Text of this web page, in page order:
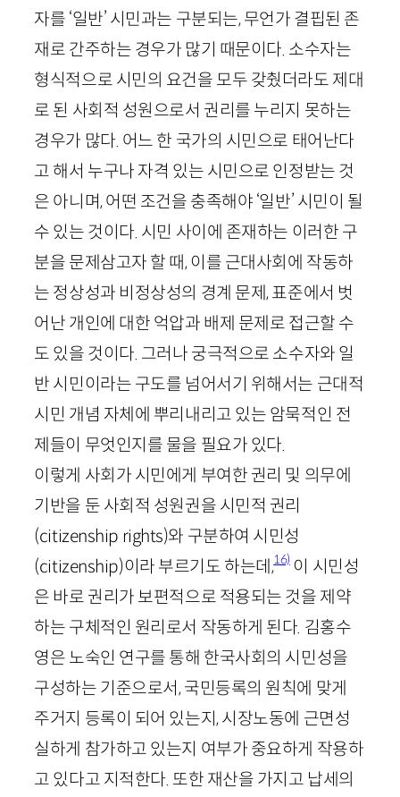
자를 ‘일반’ 시민과는 구분되는, 무언가 결핍된 존
재로 간주하는 경우가 많기 때문이다. 소수자는
형식적으로 시민의 요건을 모두 갖췄더라도 제대
로 된 사회적 성원으로서 권리를 누리지 못하는
경우가 많다. 어느 한 국가의 시민으로 태어난다
고 해서 누구나 자격 있는 시민으로 인정받는 것
은 아니며, 어떤 조건을 충족해야 ‘일반’ 시민이 될
수 있는 것이다. 시민 사이에 존재하는 이러한 구
분을 문제삼고자 할 때, 이를 근대사회에 작동하
는 정상성과 비정상성의 경계 문제, 표준에서 벗
어난 개인에 대한 억압과 배제 문제로 접근할 수
도 있을 것이다. 그러나 궁극적으로 소수자와 일
반 시민이라는 구도를 넘어서기 위해서는 근대적
시민 개념 자체에 뿌리내리고 있는 암묵적인 전
제들이 무엇인지를 물을 필요가 있다.
이렇게 사회가 시민에게 부여한 권리 및 의무에
기반을 둔 사회적 성원권을 시민적 권리
(citizenship rights)와 구분하여 시민성
(citizenship)이라 부르기도 하는데,16)이 시민성
은 바로 권리가 보편적으로 적용되는 것을 제약
하는 구체적인 원리로서 작동하게 된다. 김홍수
영은 노숙인 연구를 통해 한국사회의 시민성을
구성하는 기준으로서, 국민등록의 원칙에 맞게
주거지 등록이 되어 있는지, 시장노동에 근면성
실하게 참가하고 있는지 여부가 중요하게 작용하
고 있다고 지적한다. 또한 재산을 가지고 납세의